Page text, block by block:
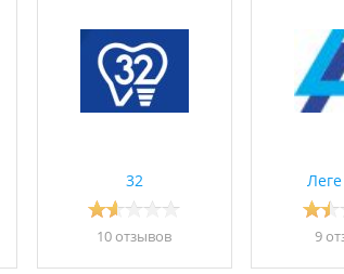
32
10 отзывов 9